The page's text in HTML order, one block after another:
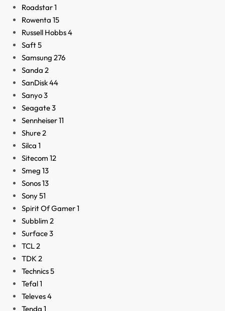
Roadstar1
Rowenta 15
Russell Hobbs4
Saft5
Samsung 276
Sanda 2
SanDisk44
Sanyo3
Seagate3
Sennheiser11
Shure2
Silca 1
Sitecom 12
Smeg 13
Sonos13
Sony51
Spirit Of Gamer1
Subblim 2
Surface3
TCL2
TDK 2
Technics5
Tefal1
Televes4
Tenda 1